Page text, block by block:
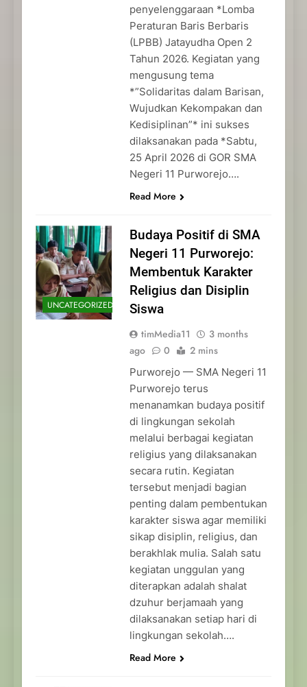
penyelenggaraan *Lomba
Peraturan Baris Berbaris
(LPBB) Jatayudha Open 2
Tahun 2026. Kegiatan yang
mengusung tema
*”Solidaritas dalam Barisan,
Wujudkan Kekompakan dan
Kedisiplinan”* ini sukses
dilaksanakan pada *Sabtu,
25 April 2026 di GOR SMA
Negeri 11 Purworejo….
Read More
UNCATEGORIZED
Budaya Positif di SMA
Negeri 11 Purworejo:
Membentuk Karakter
Religius dan Disiplin
Siswa
timMedia11
3 months
ago
0 2 mins
Purworejo — SMA Negeri 11
Purworejo terus
menanamkan budaya positif
di lingkungan sekolah
melalui berbagai kegiatan
religius yang dilaksanakan
secara rutin. Kegiatan
tersebut menjadi bagian
penting dalam pembentukan
karakter siswa agar memiliki
sikap disiplin, religius, dan
berakhlak mulia. Salah satu
kegiatan unggulan yang
diterapkan adalah shalat
dzuhur berjamaah yang
dilaksanakan setiap hari di
lingkungan sekolah….
Read More